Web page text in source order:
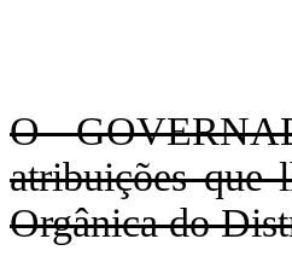
O
atribuições
Orgânica do